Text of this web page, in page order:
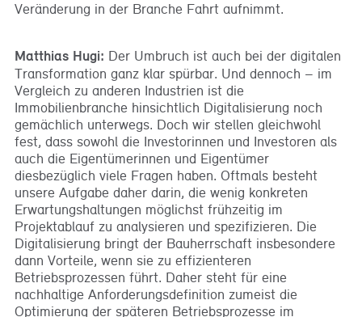
Veränderung in der Branche Fahrt aufnimmt.
Matthias Hugi: Der Umbruch ist auch bei der digitalen
Transformation ganz klar spürbar. Und dennoch – im
Vergleich zu anderen Industrien ist die
Immobilienbranche hinsichtlich Digitalisierung noch
gemächlich unterwegs. Doch wir stellen gleichwohl
fest, dass sowohl die Investorinnen und Investoren als
auch die Eigentümerinnen und Eigentümer
diesbezüglich viele Fragen haben. Oftmals besteht
unsere Aufgabe daher darin, die wenig konkreten
Erwartungshaltungen möglichst frühzeitig im
Projektablauf zu analysieren und spezifizieren. Die
Digitalisierung bringt der Bauherrschaft insbesondere
dann Vorteile, wenn sie zu effizienteren
Betriebsprozessen führt. Daher steht für eine
nachhaltige Anforderungsdefinition zumeist die
Optimierung der späteren Betriebsprozesse im